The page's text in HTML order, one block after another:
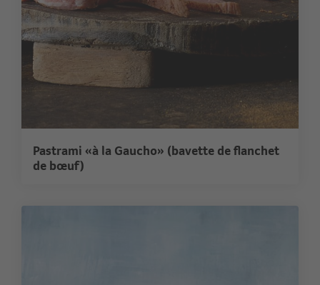
Pastrami «à la Gaucho» (bavette de flanchet
de bœuf)